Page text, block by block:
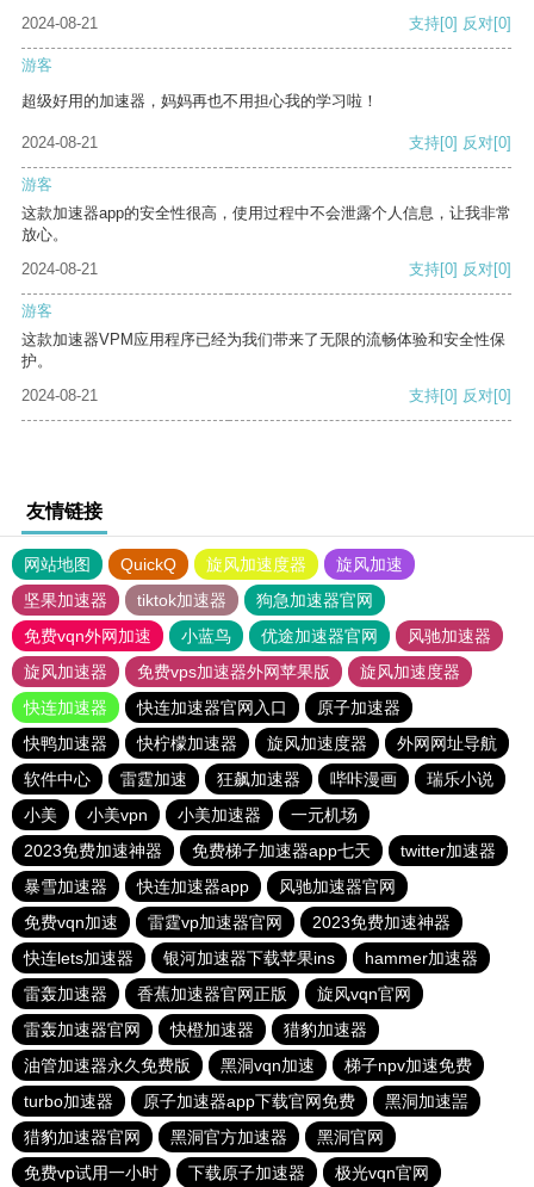
2024-08-21
支持[0] 反对[0]
游客
超级好用的加速器，妈妈再也不用担心我的学习啦！
2024-08-21 支持[0] 反对[0]
游客
这款加速器app的安全性很高，使用过程中不会泄露个人信息，让我非常
放心。
2024-08-21
支持[0] 反对[0]
游客
这款加速器VPM应用程序已经为我们带来了无限的流畅体验和安全性保
护。
2024-08-21
支持[0] 反对[0]
友情链接
网站地图 QuickQ 旋风加速度器
旋风加速
坚果加速器
tiktok加速器
狗急加速器官网
免费vqn外网加速
小蓝鸟 优途加速器官网
风驰加速器
旋风加速器
免费vps加速器外网苹果版
旋风加速度器
快连加速器
快连加速器官网入口
原子加速器
快鸭加速器
快柠檬加速器 旋风加速度器
外网网址导航
软件中心
雷霆加速 狂飙加速器 哔咔漫画
瑞乐小说
小美
小美vpn 小美加速器
一元机场
2023免费加速神器
免费梯子加速器app七天
twitter加速器
暴雪加速器
快连加速器app
风驰加速器官网
免费vqn加速
雷霆vp加速器官网
2023免费加速神器
快连lets加速器
银河加速器下载苹果ins
hammer加速器
雷轰加速器
香蕉加速器官网正版
旋风vqn官网
雷轰加速器官网
快橙加速器
猎豹加速器
油管加速器永久免费版
黑洞vqn加速
梯子npv加速免费
turbo加速器
原子加速器app下载官网免费
黑洞加速噐
猎豹加速器官网
黑洞官方加速器
黑洞官网
免费vp试用一小时
下载原子加速器 极光vqn官网